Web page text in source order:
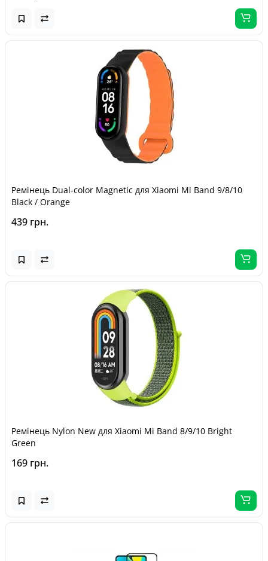
Ремінець Dual-color Magnetic для Xiaomi Mi Band 9/8/10
Black / Orange
439 грн.
Ремінець Nylon New для Xiaomi Mi Band 8/9/10 Bright
Green
169 грн.